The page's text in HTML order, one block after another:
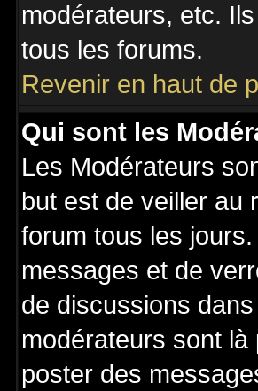
modérateurs, etc.
tous les forums.
Revenir en haut de
Qui sont les
Les Modérateurs
but est de veiller au
forum tous les
messages et de
de discussions
modérateurs sont
poster des